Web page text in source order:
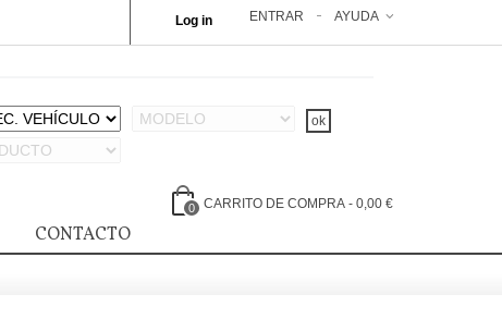
AYUDA
ENTRAR
Log in
0 CARRITO DE COMPRA - 0,00 €
CONTACTO